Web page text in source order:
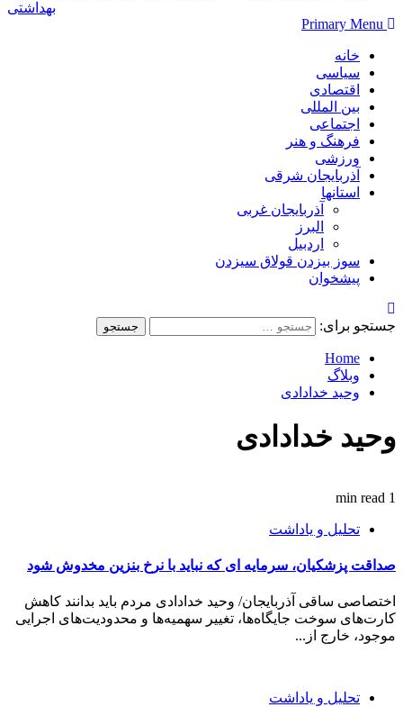
بهداشتی
Primary Menu
خانه
سیاسی
اقتصادی
بین المللی
اجتماعی
فرهنگ و هنر
ورزشی
آذربایجان شرقی
استانها
آذربایجان غربی
البرز
اردبیل
سوز بیزدن قولاق سیزدن
پیشخوان
جستجو برای:
Home
وبلاگ
وحید خدادادی
وحید خدادادی
1 min read
تحلیل و یاداشت
صداقت پزشکیان، سرمایه ای که نباید با نرخ بنزین مخدوش شود
اختصاصی ساقی آذربایجان/ وحید خدادادی مردم باید بدانند کاهش
کارت‌های سوخت جایگاه‌ها، تغییر سهمیه‌ها و محدودیت‌های اجرایی
موجود، خارج از...
تحلیل و یاداشت